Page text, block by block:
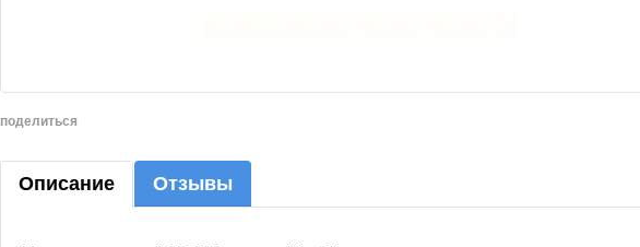
поделиться
Описание Отзывы